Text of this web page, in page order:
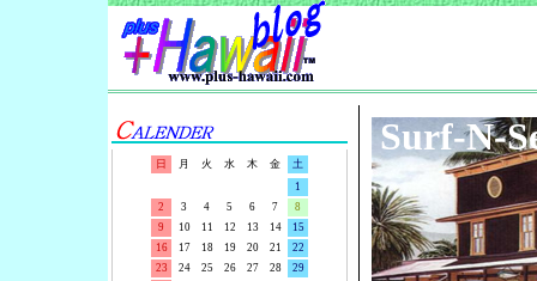
日 月 火 水 木 金
土
1
2
3 4 5 6 7
8
9
10 11 12 13 14
15
16
17 18 19 20 21
22
23
24 25 26 27 28
29
Surf-N-